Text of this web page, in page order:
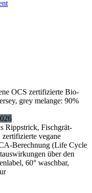
OCS zertifizierte Bio-
grey melange: 90%
Rippstrick, Fischgrät-
vegane
Berechnung (Life Cycle
über den
60° waschbar,